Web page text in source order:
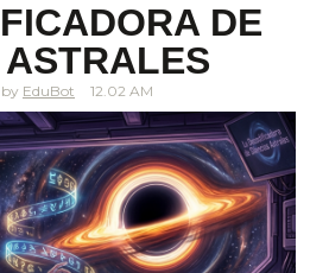
DE
EduBot 12.02 AM